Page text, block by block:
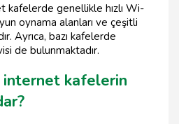
kafelerde genellikle hızlı Wi-
oynama alanları ve çeşitli
Ayrıca, bazı kafelerde
de bulunmaktadır.
kafelerin